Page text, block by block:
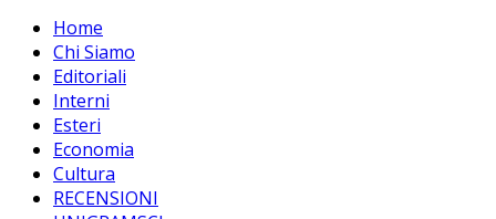
Home
Chi Siamo
Editoriali
Interni
Esteri
Economia
Cultura
RECENSIONI